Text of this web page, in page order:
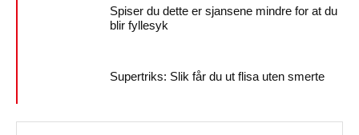
Spiser du dette er sjansene mindre for at du
blir fyllesyk
Supertriks: Slik får du ut flisa uten smerte